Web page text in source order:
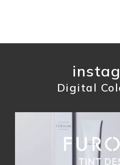
Digital